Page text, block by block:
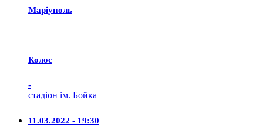
Маріуполь
Колос
-
стадіон ім. Бойка
11.03.2022 - 19:30